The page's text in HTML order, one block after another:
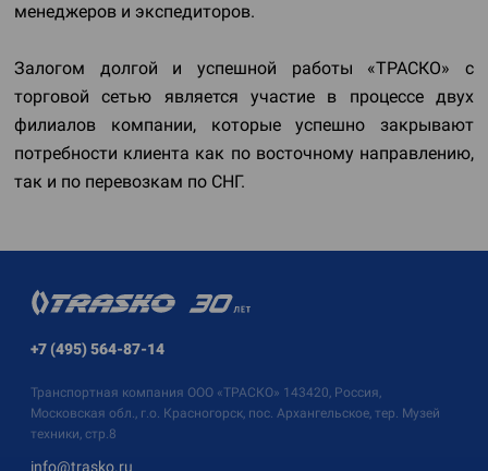
менеджеров и экспедиторов.
Залогом долгой и успешной работы «ТРАСКО» с
торговой сетью является участие в процессе двух
филиалов компании, которые успешно закрывают
потребности клиента как по восточному направлению,
так и по перевозкам по СНГ.
+7 (495) 564-87-14
Транспортная компания ООО «ТРАСКО» 143420, Россия,
Московская обл., г.о. Красногорск, пос. Архангельское, тер. Музей
техники, стр.8
info@trasko.ru